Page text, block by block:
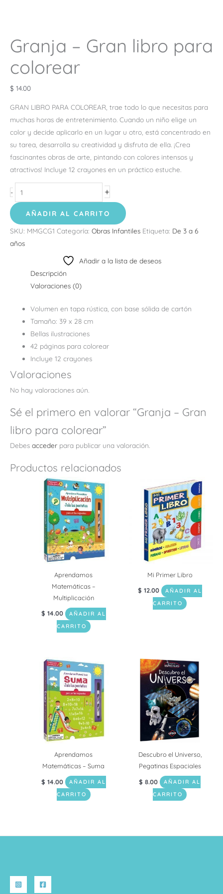
Granja – Gran libro para
colorear
$ 14.00
GRAN LIBRO PARA COLOREAR, trae todo lo que necesitas para
muchas horas de entretenimiento. Cuando un niño elige un
color y decide aplicarlo en un lugar u otro, está concentrado en
su tarea, desarrolla su creatividad y disfruta de ella. ¡Crea
fascinantes obras de arte, pintando con colores intensos y
atractivos! Incluye 12 crayones en un práctico estuche.
- +
AÑADIR AL CARRITO
SKU: MMGCG1 Categoría: Obras Infantiles Etiqueta: De 3 a 6
años
Añadir a la lista de deseos
Descripción
Valoraciones (0)
Volumen en tapa rústica, con base sólida de cartón
Tamaño: 39 x 28 cm
Bellas ilustraciones
42 páginas para colorear
Incluye 12 crayones
Valoraciones
No hay valoraciones aún.
Sé el primero en valorar “Granja – Gran
libro para colorear”
Debes acceder para publicar una valoración.
Productos relacionados
Aprendamos
Matemáticas –
Multiplicación
$ 14.00
AÑADIR AL
CARRITO
Mi Primer Libro
$ 12.00
AÑADIR AL
CARRITO
Aprendamos
Matemáticas – Suma
$ 14.00
AÑADIR AL
CARRITO
Descubro el Universo,
Pegatinas Espaciales
$ 8.00
AÑADIR AL
CARRITO